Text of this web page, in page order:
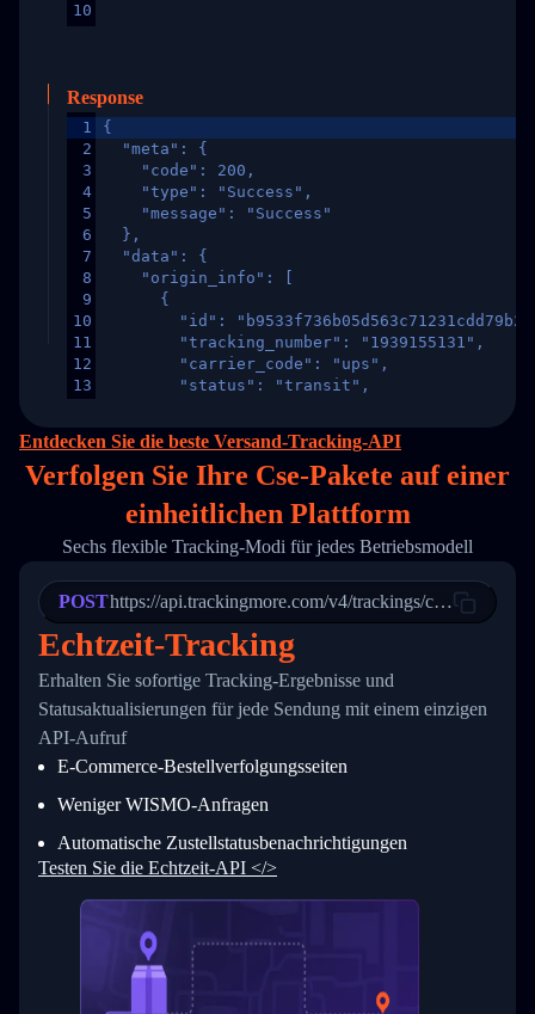
10
Response
1
2
3
4
5
6
7
8
9
10
11
12
13
16
17
20
21
22
23
24
25
27
28
29
31
32
33
34
{
  "meta": {
    "code": 200,
    "type": "Success",
    "message": "Success"
  },
  "data": {
    "origin_info": [
      {
"id":
        "tracking_number": "1939155131",
        "carrier_code": "ups",
        "status": "transit",
        "itemTimeLength": 2,
        "weblink": "",
        "phone": null,
        "trackinfo": [
          {
            "Date": "2017-03-08 04: 22: 00",
"StatusDescription": "Departed
"Details": "Departed Facility
          },
          {
            "Date": "2017-03-06 15:28:00",
"StatusDescription": "Shipment
"Details": "BEIJING-
          }
      }
    ]
  }
}
Entdecken Sie die beste Versand-Tracking-API
Verfolgen Sie Ihre Cse-Pakete aufeiner
einheitlichen Plattform
Sechs flexible Tracking-Modi für jedes Betriebsmodell
POSThttps://api.trackingmore.com/v4/trackings/create
Echtzeit-Tracking
Erhalten Sie sofortige Tracking-Ergebnisse und
Statusaktualisierungen für jede Sendung mit einem einzigen
API-Aufruf
E-Commerce-Bestellverfolgungsseiten
Weniger WISMO-Anfragen
Automatische Zustellstatusbenachrichtigungen
Testen Sie die Echtzeit-API </>